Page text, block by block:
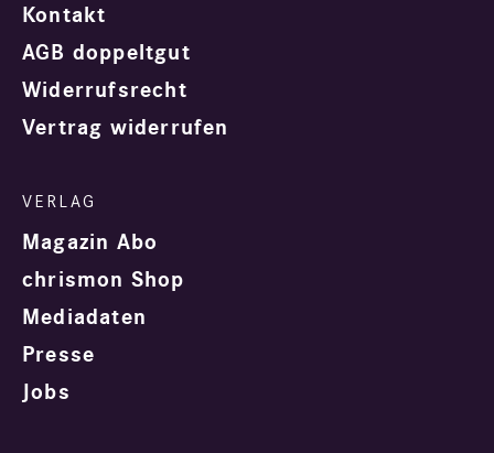
Kontakt
AGB doppeltgut
Widerrufsrecht
Vertrag widerrufen
Magazin Abo
chrismon Shop
Mediadaten
Presse
Jobs